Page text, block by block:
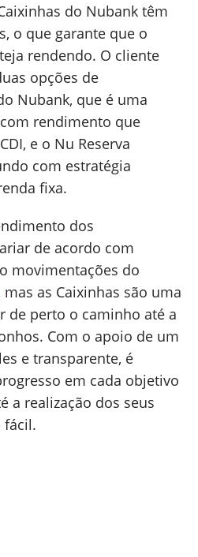
do Nubank têm
o que garante que o
rendendo. O cliente
opções de
Nubank, que é uma
rendimento que
e o Nu Reserva
com estratégia
fixa.
dos
de acordo com
movimentações do
mas as Caixinhas são uma
de perto o caminho até a
Com o apoio de um
e transparente, é
em cada objetivo
a realização dos seus
fácil.